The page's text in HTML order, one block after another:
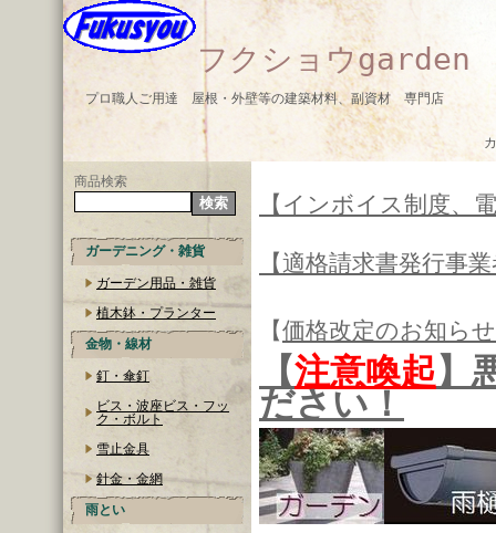
フクショウgarden
プロ職人ご用達 屋根・外壁等の建築材料、副資材 専門店
商品検索
ガーデニング・雑貨
ガーデン用品・雑貨
植木鉢・プランター
金物・線材
釘・傘釘
ビス・波座ビス・フッ
ク・ボルト
雪止金具
針金・金網
雨とい
【インボイス制度、
【適格請求書発行事
【価格改定のお知らせ
【注意喚起】
ださい！